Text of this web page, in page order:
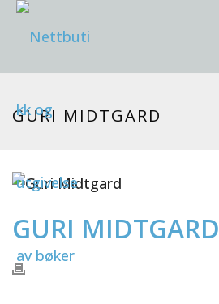
GURI MIDTGARD
GURI MIDTGARD